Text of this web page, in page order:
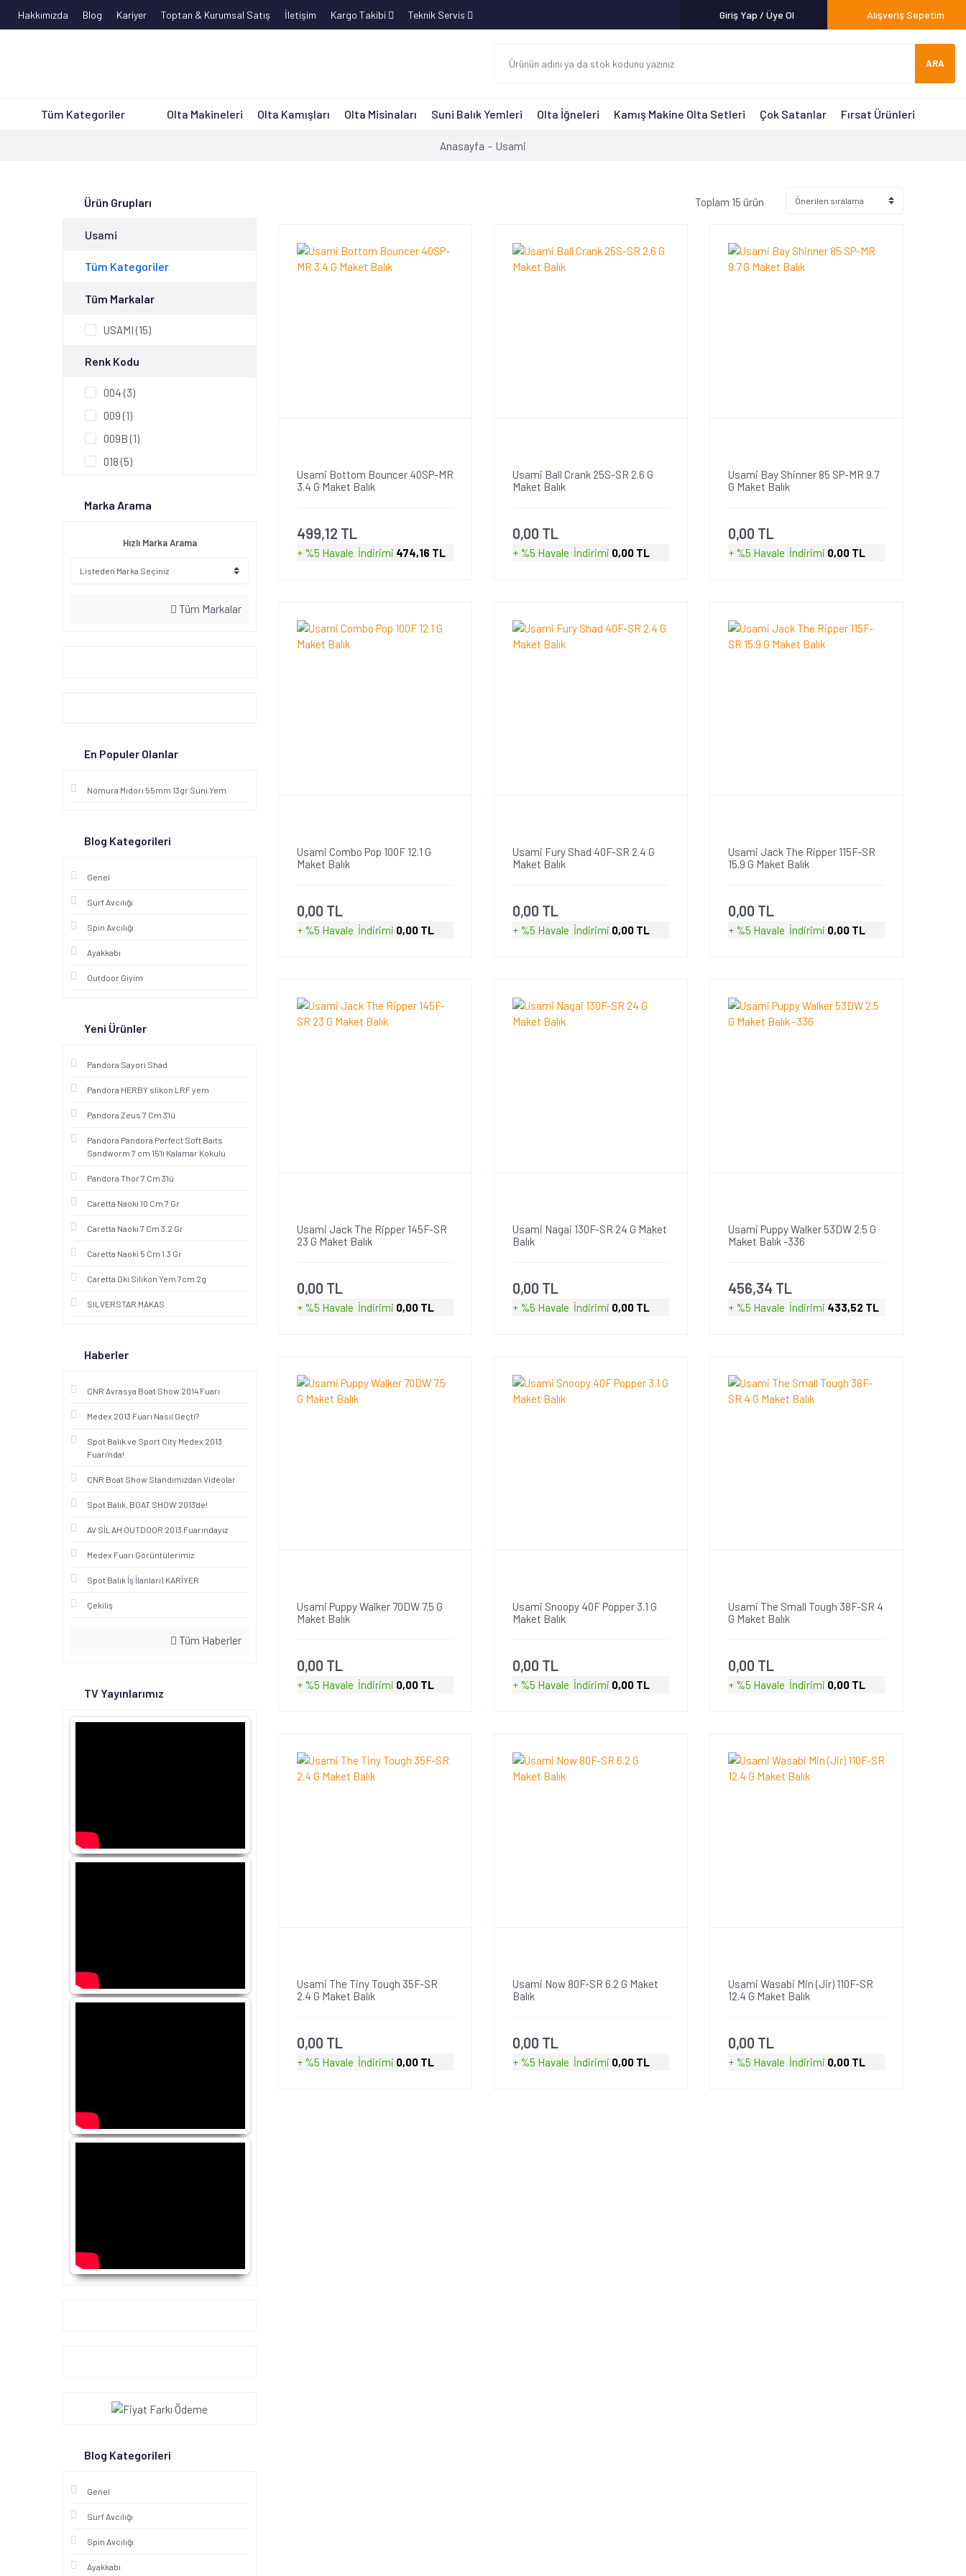
Hakkımızda Blog Kariyer Toptan & Kurumsal Satış İletişim Kargo Takibi Teknik Servis Giriş Yap / Üye Ol Alışveriş Sepetim
ARA
Tüm Kategoriler Olta Makineleri Olta Kamışları Olta Misinaları Suni Balık Yemleri Olta İğneleri Kamış Makine Olta Setleri Çok Satanlar Fırsat Ürünleri
Anasayfa Usami
Ürün Grupları
Usami
Tüm Kategoriler
Tüm Markalar
USAMI (15)
Renk Kodu
004 (3)
009 (1)
009B (1)
018 (5)
117 (3)
223 (3)
364 (1)
465 (1)
474HPG (1)
578 (1)
580SG (1)
603G (2)
703 (1)
Marka Arama
Hızlı Marka Arama
Tüm Markalar
En Populer Olanlar
Nomura Mıdorı 55mm 13gr Suni Yem
Blog Kategorileri
Genel
Surf Avcılığı
Spin Avcılığı
Ayakkabı
Outdoor Giyim
Yeni Ürünler
Pandora Sayori Shad
Pandora HERBY slikon LRF yem
Pandora Zeus 7 Cm 3'lü
Pandora Pandora Perfect Soft Baits
Sandworm 7 cm 15'li Kalamar Kokulu
Pandora Thor 7 Cm 3'lü
Caretta Naoki 10 Cm 7 Gr
Caretta Naoki 7 Cm 3.2 Gr
Caretta Naoki 5 Cm 1.3 Gr
Caretta Oki Silikon Yem 7cm 2g
SILVERSTAR MAKAS
Haberler
CNR Avrasya Boat Show 2014 Fuarı
Medex 2013 Fuarı Nasıl Geçti?
Spot Balık ve Sport City Medex 2013
Fuarı'nda!
CNR Boat Show Standımızdan Videolar
Spot Balık, BOAT SHOW 2013'de!
AV SİLAH OUTDOOR 2013 Fuarındayız
Medex Fuarı Görüntülerimiz
Spot Balık İş İlanları | KARİYER
Çekiliş
Tüm Haberler
TV Yayınlarımız
Blog Kategorileri
Genel
Surf Avcılığı
Spin Avcılığı
Ayakkabı
Toplam 15 ürün
Usami Bottom Bouncer 40SP-MR
3.4 G Maket Balık
499,12 TL
+ %5 Havale İndirimi 474,16 TL
Usami Ball Crank 25S-SR 2.6 G
Maket Balık
0,00 TL
+ %5 Havale İndirimi 0,00 TL
Usami Bay Shinner 85 SP-MR 9.7
G Maket Balık
0,00 TL
+ %5 Havale İndirimi 0,00 TL
Usami Combo Pop 100F 12.1 G
Maket Balık
0,00 TL
+ %5 Havale İndirimi 0,00 TL
Usami Fury Shad 40F-SR 2.4 G
Maket Balık
0,00 TL
+ %5 Havale İndirimi 0,00 TL
Usami Jack The Ripper 115F-SR
15.9 G Maket Balık
0,00 TL
+ %5 Havale İndirimi 0,00 TL
Usami Jack The Ripper 145F-SR
23 G Maket Balık
0,00 TL
+ %5 Havale İndirimi 0,00 TL
Usami Nagai 130F-SR 24 G Maket
Balık
0,00 TL
+ %5 Havale İndirimi 0,00 TL
Usami Puppy Walker 53DW 2.5 G
Maket Balık -336
456,34 TL
+ %5 Havale İndirimi 433,52 TL
Usami Puppy Walker 70DW 7.5 G
Maket Balık
0,00 TL
+ %5 Havale İndirimi 0,00 TL
Usami Snoopy 40F Popper 3.1 G
Maket Balık
0,00 TL
+ %5 Havale İndirimi 0,00 TL
Usami The Small Tough 38F-SR 4
G Maket Balık
0,00 TL
+ %5 Havale İndirimi 0,00 TL
Usami The Tiny Tough 35F-SR
2.4 G Maket Balık
0,00 TL
+ %5 Havale İndirimi 0,00 TL
Usami Now 80F-SR 6.2 G Maket
Balık
0,00 TL
+ %5 Havale İndirimi 0,00 TL
Usami Wasabi Min (Jir) 110F-SR
12.4 G Maket Balık
0,00 TL
+ %5 Havale İndirimi 0,00 TL